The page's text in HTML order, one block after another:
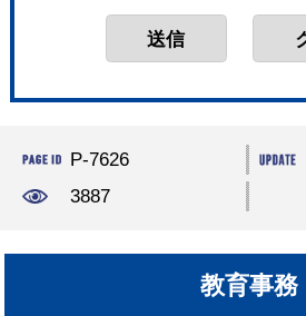
P-7626
3887
教育事務